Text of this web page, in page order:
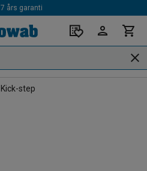
7 års garanti
Kick-step